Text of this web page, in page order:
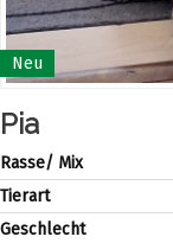
Neu
Pia
Rasse/ Mix
Tierart
Geschlecht